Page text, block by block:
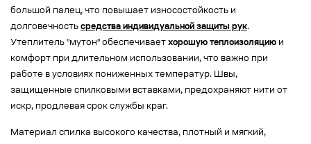
большой палец, что повышает износостойкость и
долговечность средства индивидуальной защиты рук.
Утеплитель "мутон" обеспечивает хорошую теплоизоляцию и
комфорт при длительном использовании, что важно при
работе в условиях пониженных температур. Швы,
защищенные спилковыми вставками, предохраняют нити от
искр, продлевая срок службы краг.
Материал спилка высокого качества, плотный и мягкий,